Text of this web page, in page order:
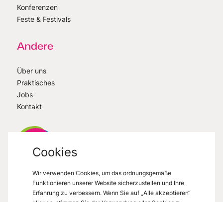
Konferenzen
Feste & Festivals
Andere
Über uns
Praktisches
Jobs
Kontakt
VisitMons 2026- All right reserved
Grand Place 27, 7000 Mons
Cookies
Wir verwenden Cookies, um das ordnungsgemäße
Funktionieren unserer Website sicherzustellen und Ihre
Erfahrung zu verbessern. Wenn Sie auf „Alle akzeptieren“